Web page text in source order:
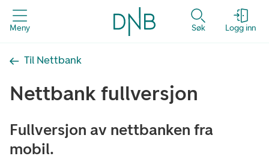
Meny Søk Logg inn
Til Nettbank
Nettbank fullversjon
Fullversjon av nettbanken fra
mobil.